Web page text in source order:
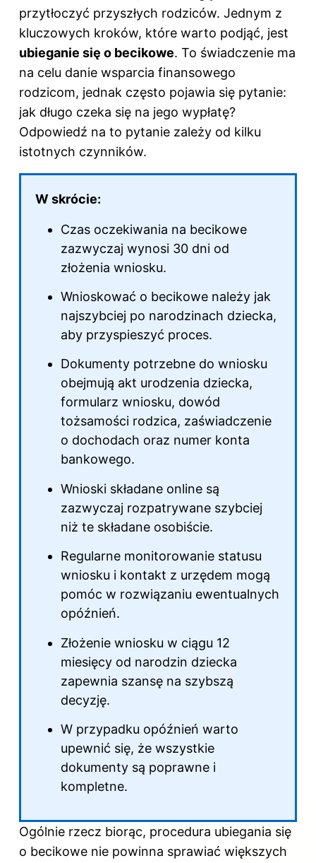
b
o
o
k
st
t
r
dI
n
przytłoczyć przyszłych rodziców. Jednym z
kluczowych kroków, które warto podjąć, jest
ubieganie się o becikowe. To świadczenie ma
na celu danie wsparcia finansowego
rodzicom, jednak często pojawia się pytanie:
jak długo czeka się na jego wypłatę?
Odpowiedź na to pytanie zależy od kilku
istotnych czynników.
W skrócie:
Czas oczekiwania na becikowe
zazwyczaj wynosi 30 dni od
złożenia wniosku.
Wnioskować o becikowe należy jak
najszybciej po narodzinach dziecka,
aby przyspieszyć proces.
Dokumenty potrzebne do wniosku
obejmują akt urodzenia dziecka,
formularz wniosku, dowód
tożsamości rodzica, zaświadczenie
o dochodach oraz numer konta
bankowego.
Wnioski składane online są
zazwyczaj rozpatrywane szybciej
niż te składane osobiście.
Regularne monitorowanie statusu
wniosku i kontakt z urzędem mogą
pomóc w rozwiązaniu ewentualnych
opóźnień.
Złożenie wniosku w ciągu 12
miesięcy od narodzin dziecka
zapewnia szansę na szybszą
decyzję.
W przypadku opóźnień warto
upewnić się, że wszystkie
dokumenty są poprawne i
kompletne.
Ogólnie rzecz biorąc, procedura ubiegania się
o becikowe nie powinna sprawiać większych